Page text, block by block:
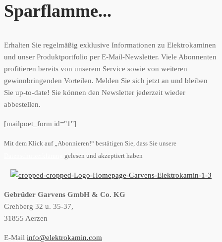
Sparflamme...
Erhalten Sie regelmäßig exklusive Informationen zu Elektrokaminen
und unser Produktportfolio per E-Mail-Newsletter. Viele Abonnenten
profitieren bereits von unserem Service sowie von weiteren
gewinnbringenden Vorteilen. Melden Sie sich jetzt an und bleiben
Sie up-to-date! Sie können den Newsletter jederzeit wieder
abbestellen.
[mailpoet_form id="1"]
Mit dem Klick auf „Abonnieren!“ bestätigen Sie, dass Sie unsere
gelesen und akzeptiert haben
Gebrüder Garvens GmbH & Co. KG
Grehberg 32 u. 35-37,
31855 Aerzen
E-Mail info@elektrokamin.com